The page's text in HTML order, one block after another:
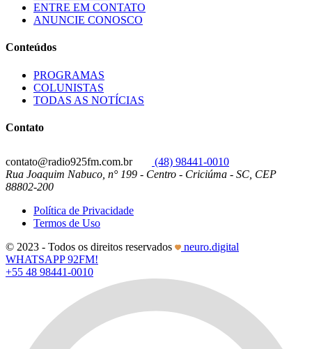
ENTRE EM CONTATO
ANUNCIE CONOSCO
Conteúdos
PROGRAMAS
COLUNISTAS
TODAS AS NOTÍCIAS
Contato
contato@radio925fm.com.br
(48) 98441-0010
Rua Joaquim Nabuco, n° 199 - Centro - Criciúma - SC, CEP
88802-200
Política de Privacidade
Termos de Uso
© 2023 - Todos os direitos reservados
neuro.digital
WHATSAPP 92FM!
+55 48 98441-0010